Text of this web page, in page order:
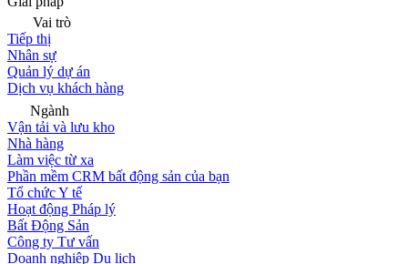
Vai trò
Tiếp thị
Nhân sự
Quản lý dự án
Dịch vụ khách hàng
Ngành
Vận tải và lưu kho
Nhà hàng
Làm việc từ xa
Phần mềm CRM bất động sản của bạn
Tổ chức Y tế
Hoạt động Pháp lý
Bất Động Sản
Công ty Tư vấn
Doanh nghiệp Du lịch